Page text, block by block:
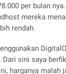
per bulan
mereka
rendah.
Dari sini saya
harganya malah